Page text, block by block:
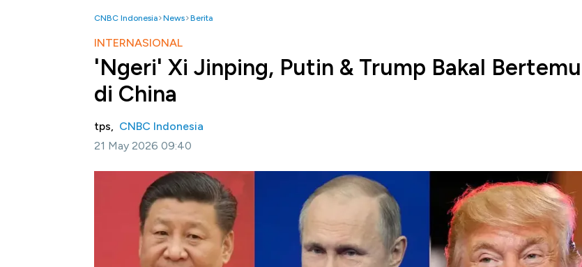
CNBC Indonesia News Berita
INTERNASIONAL
'Ngeri' Xi Jinping, Putin & Trump Bakal Bertemu
di China
tps, CNBC Indonesia
21 May 2026 09:40